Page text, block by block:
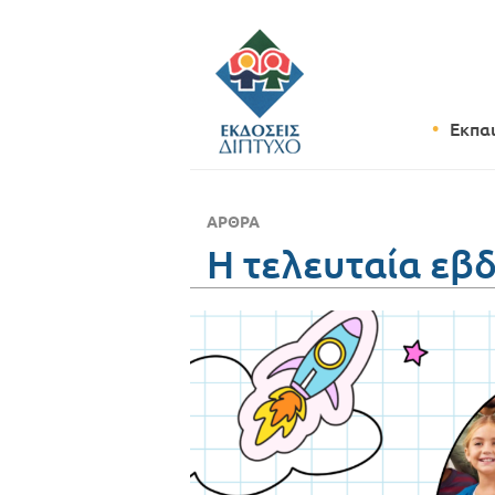
ΆΡΘΡΑ
Η τελευταία